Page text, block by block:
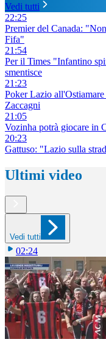
Vedi tutti
22:25
Premier del Canada:
Fifa"
21:54
Per il Times "Infantino
smentisce
21:23
Poker Lazio
Zaccagni
21:05
Vozinha potrà giocare in
20:23
Gattuso: "Lazio sulla
Ultimi video
Vedi tutti
02:24